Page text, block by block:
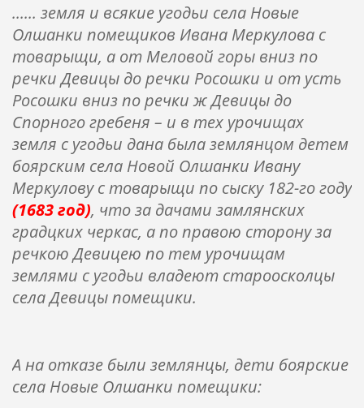
...... земля и всякие угодьи села Новые
Олшанки помещиков Ивана Меркулова с
товарыщи, а от Меловой горы вниз по
речки Девицы до речки Росошки и от усть
Росошки вниз по речки ж Девицы до
Спорного гребеня – и в тех урочищах
земля с угодьи дана была землянцом детем
боярским села Новой Олшанки Ивану
Меркулову с товарыщи по сыску 182-го году
(1683 год), что за дачами замлянских
градцких черкас, а по правою сторону за
речкою Девицею по тем урочищам
землями с угодьи владеют староосколцы
села Девицы помещики.
А на отказе были землянцы, дети боярские
села Новые Олшанки помещики: